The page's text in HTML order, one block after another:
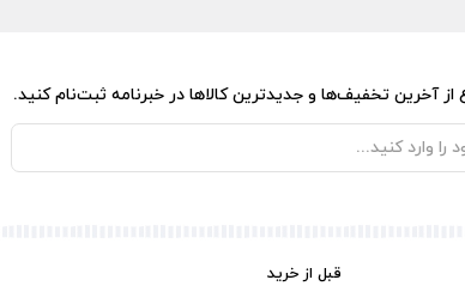
از آخرین تخفیف‌ها و جدیدترین کالاها در خبرنامه ثبت‌نام کنید.
قبل از خرید